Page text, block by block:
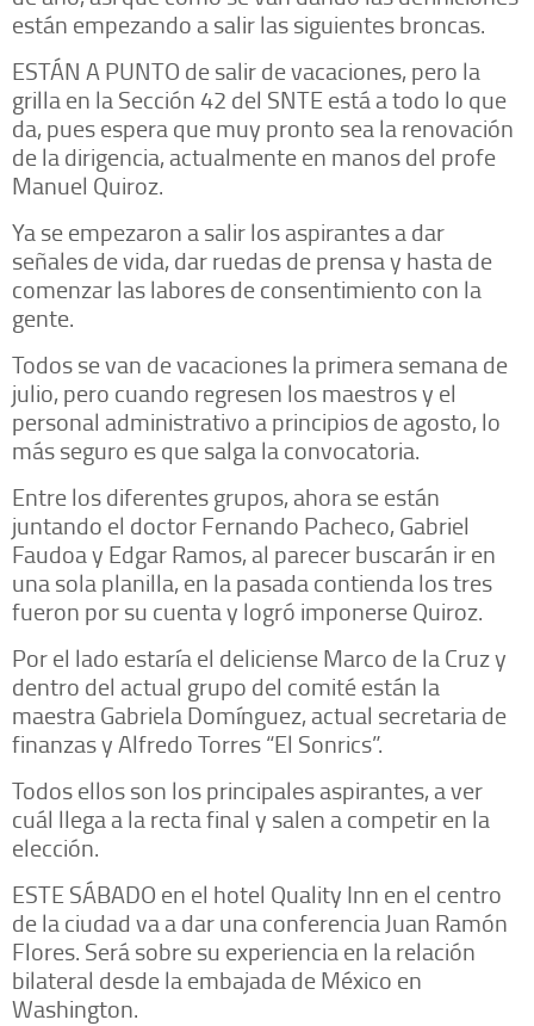
están empezando a salir las siguientes broncas.
ESTÁN A PUNTO de salir de vacaciones, pero la
grilla en la Sección 42 del SNTE está a todo lo que
da, pues espera que muy pronto sea la renovación
de la dirigencia, actualmente en manos del profe
Manuel Quiroz.
Ya se empezaron a salir los aspirantes a dar
señales de vida, dar ruedas de prensa y hasta de
comenzar las labores de consentimiento con la
gente.
Todos se van de vacaciones la primera semana de
julio, pero cuando regresen los maestros y el
personal administrativo a principios de agosto, lo
más seguro es que salga la convocatoria.
Entre los diferentes grupos, ahora se están
juntando el doctor Fernando Pacheco, Gabriel
Faudoa y Edgar Ramos, al parecer buscarán ir en
una sola planilla, en la pasada contienda los tres
fueron por su cuenta y logró imponerse Quiroz.
Por el lado estaría el deliciense Marco de la Cruz y
dentro del actual grupo del comité están la
maestra Gabriela Domínguez, actual secretaria de
finanzas y Alfredo Torres “El Sonrics”.
Todos ellos son los principales aspirantes, a ver
cuál llega a la recta final y salen a competir en la
elección.
ESTE SÁBADO en el hotel Quality Inn en el centro
de la ciudad va a dar una conferencia Juan Ramón
Flores. Será sobre su experiencia en la relación
bilateral desde la embajada de México en
Washington.